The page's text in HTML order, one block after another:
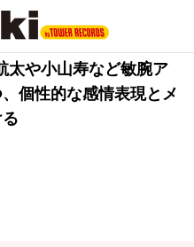
太や小山寿など敏腕ア
個性的な感情表現とメ